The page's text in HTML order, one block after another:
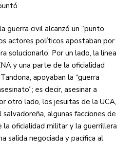
guerra civil alcanzó un “punto
actores políticos apostaban por
solucionarlo. Por un lado, la línea
y una parte de la oficialidad
apoyaban la “guerra
es decir, asesinar a
otro lado, los jesuitas de la UCA,
algunas facciones de
la oficialidad militar y la guerrillera
salida negociada y pacífica al